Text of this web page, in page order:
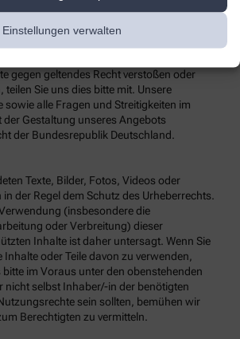
Einstellungen verwalten
fortwährende Aktualität, Richtigkeit und
Inhalte übernehmen, da diese
gegen geltendes Recht verstoßen oder
teilen Sie uns dies bitte mit. Unsere
sowie alle Fragen und Streitigkeiten im
Gestaltung unseres Angebots
der Bundesrepublik Deutschland.
Texte, Bilder, Fotos, Videos oder
der Regel dem Schutz des Urheberrechts.
(insbesondere die
oder Verbreitung) dieser
Inhalte ist daher untersagt. Wenn Sie
oder Teile davon zu verwenden,
bitte im Voraus unter den obenstehenden
nicht selbst Inhaber/-in der benötigten
sein sollten, bemühen wir
Berechtigten zu vermitteln.